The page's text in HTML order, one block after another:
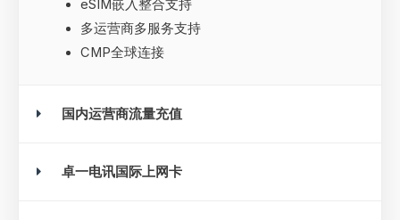
eSIM嵌入整合支持
多运营商多服务支持
CMP全球连接
国内运营商流量充值
卓一电讯国际上网卡